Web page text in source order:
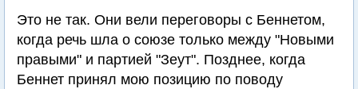
Это не так. Они вели переговоры с Беннетом,
когда речь шла о союзе только между "Новыми
правыми" и партией "Зеут". Позднее, когда
Беннет принял мою позицию по поводу